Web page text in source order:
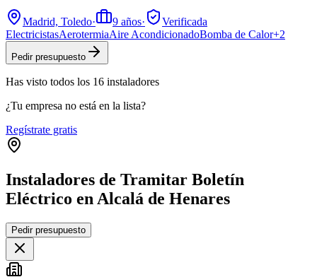
Madrid, Toledo· 9 años·
Verificada
ElectricistasAerotermiaAire AcondicionadoBomba de Calor+2
Pedir presupuesto
Has visto todos los 16 instaladores
¿Tu empresa no está en la lista?
Regístrate gratis
Instaladores de Tramitar Boletín
Eléctrico en Alcalá de Henares
+
−
Pedir presupuesto